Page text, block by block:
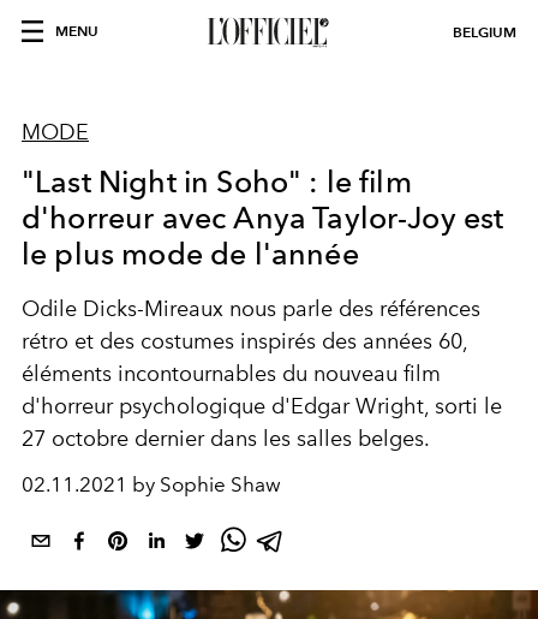
MENU BELGIUM
MODE
"Last Night in Soho" : le film
d'horreur avec Anya Taylor-Joy est
le plus mode de l'année
Odile Dicks-Mireaux nous parle des références
rétro et des costumes inspirés des années 60,
éléments incontournables du nouveau film
d'horreur psychologique d'Edgar Wright, sorti le
27 octobre dernier dans les salles belges.
02.11.2021 by Sophie Shaw